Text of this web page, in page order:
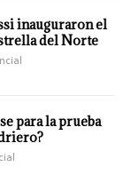
inauguraron el
del Norte
para la prueba